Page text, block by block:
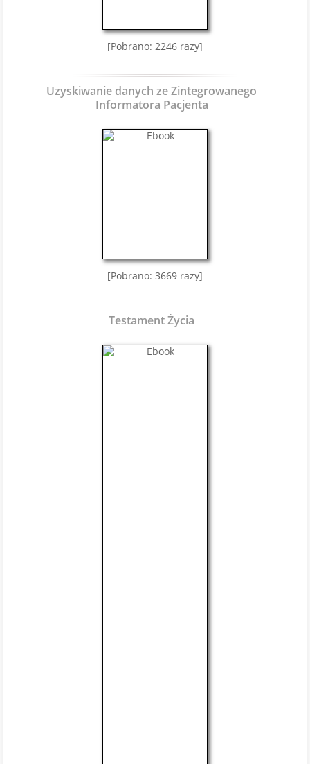
[Pobrano: 2246 razy]
Uzyskiwanie danych ze Zintegrowanego
Informatora Pacjenta
[Pobrano: 3669 razy]
Testament Życia